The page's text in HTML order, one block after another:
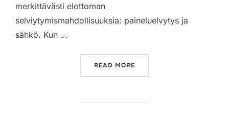
merkittävästi elottoman
selviytymismahdollisuuksia: paineluelvytys ja
sähkö. Kun …
READ MORE